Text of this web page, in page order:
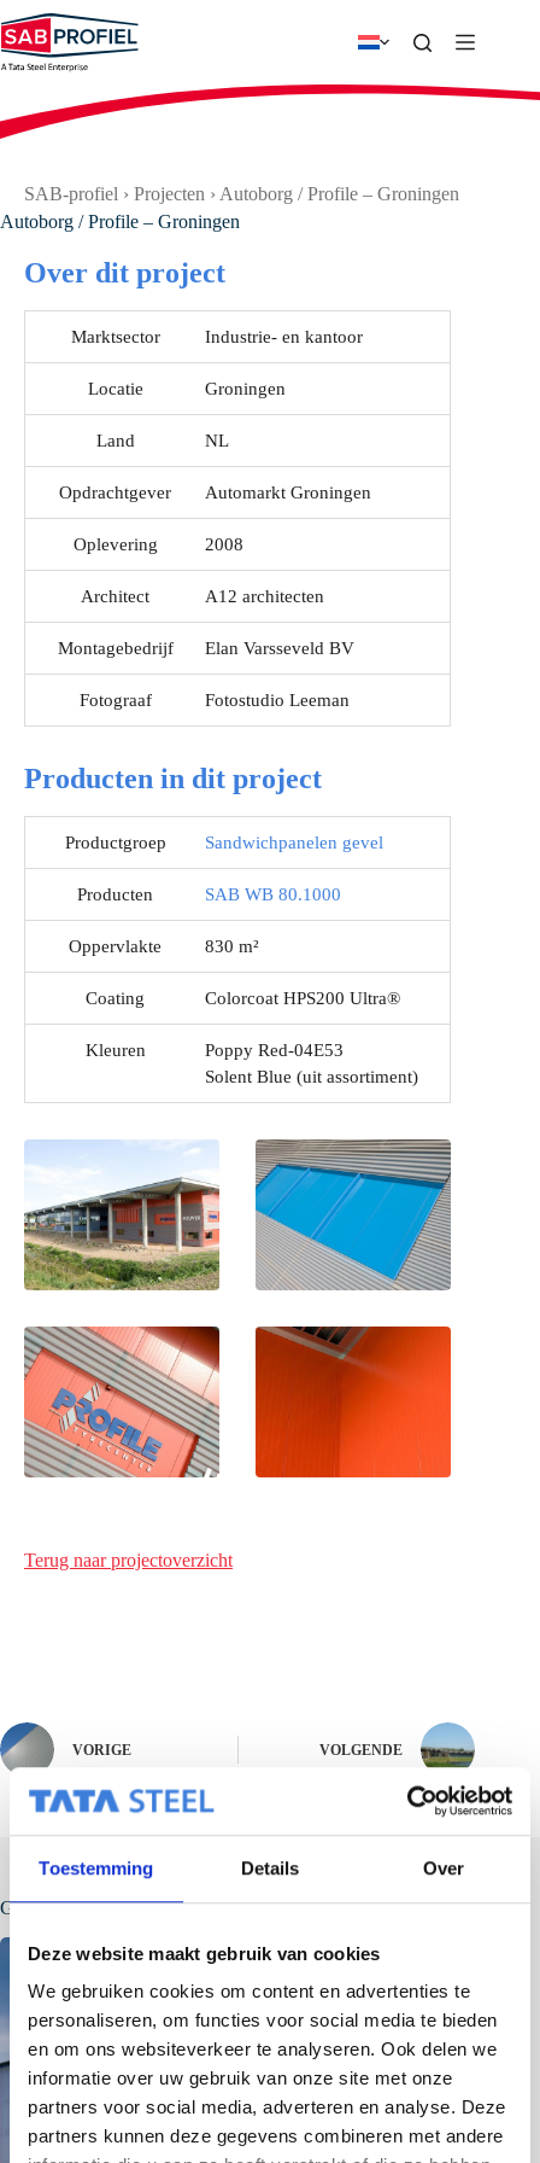
Toestemming Details Over
Deze website maakt gebruik van cookies
We gebruiken cookies om content en advertenties te
personaliseren, om functies voor social media te bieden
en om ons websiteverkeer te analyseren. Ook delen we
informatie over uw gebruik van onze site met onze
partners voor social media, adverteren en analyse. Deze
partners kunnen deze gegevens combineren met andere
naar
de
inhoud
SAB-profiel › Projecten › Autoborg / Profile – Groningen
Autoborg / Profile – Groningen
Over dit project
Marktsector Industrie- en kantoor
Locatie Groningen
Land NL
Opdrachtgever Automarkt Groningen
Oplevering 2008
Architect A12 architecten
Montagebedrijf Elan Varsseveld BV
Fotograaf Fotostudio Leeman
Producten in dit project
Productgroep Sandwichpanelen gevel
Producten SAB WB 80.1000
Oppervlakte 830 m²
Coating Colorcoat HPS200 Ultra®
Kleuren
Poppy Red-04E53
Solent Blue (uit assortiment)
Terug naar projectoverzicht
VORIGE VOLGENDE
Gerelateerde berichten